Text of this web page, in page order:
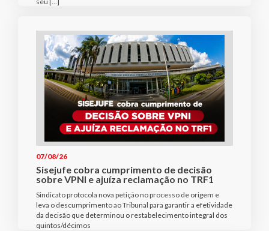
07/08/26
Sisejufe cobra cumprimento de decisão
sobre VPNI e ajuíza reclamação no TRF1
Sindicato protocola nova petição no processo de origem e
leva o descumprimento ao Tribunal para garantir a efetividade
da decisão que determinou o restabelecimento integral dos
quintos/décimos